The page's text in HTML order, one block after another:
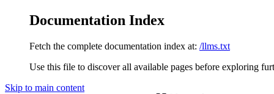
Documentation Index
Fetch the complete documentation index at: /llms.txt
Use this file to discover all available pages before exploring
Skip to main content